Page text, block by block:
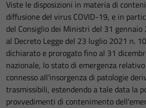
Viste le disposizioni in materia di
diffusione del virus COVID-19, e in
del Consiglio dei Ministri del 31
al Decreto Legge del 23 luglio 2021 n.
dichiarato e prorogato fino al 31
nazionale, lo stato di emergenza
connesso all'insorgenza di patologie
trasmissibili, estendendo a tale data la
provvedimenti di contenimento